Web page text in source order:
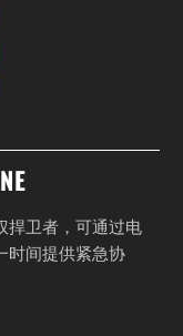
捍卫者，可通过电
时间提供紧急协